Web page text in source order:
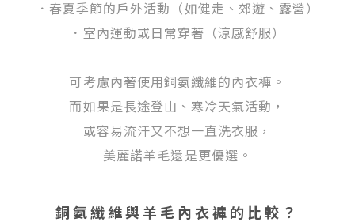
．春夏季節的戶外活動（如健走、郊遊、露營）
．室內運動或日常穿著（涼感舒服）
可考慮內著使用銅氨纖維的內衣褲。
而如果是長途登山、寒冷天氣活動，
或容易流汗又不想一直洗衣服，
美麗諾羊毛還是更優選。
銅氨纖維與羊毛內衣褲的比較？